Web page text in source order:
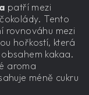
patří mezi
Tento
rovnováhu mezi
hořkostí, která
kakaa.
aroma
méně cukru